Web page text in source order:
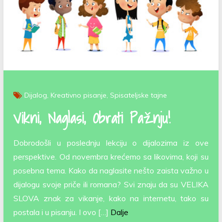
Dijalog Kreativno pisanje Spisateljske tajne
Vikni, Naglasi, Obrati Pažnju!
Dobrodošli u poslednju lekciju o dijalozima iz ove
perspektive. Od novembra krećemo sa likovima, koji su
posebna tema. Kako da naglasite nešto zaista važno u
dijalogu svoje priče ili romana? Svi znaju da su VELIKA
SLOVA znak za vikanje, kako na internetu, tako su
postala i u pisanju. I ovo […] Dalje